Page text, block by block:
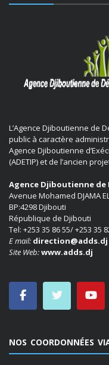
L’Agence Djiboutienne de
public à caractère
Agence Djiboutienne
(ADETIP) et de l’ancien
Agence Djiboutienne de
Avenue Mohamed DJAMA
BP:4298 Djibouti
République de Djibouti
Tel: +253 35 86 55/ +253 35
E mail: direction@adds.dj
Site Web:www.adds.dj
NOS COORDONNÉES